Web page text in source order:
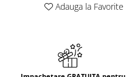
Adauga la Favorite